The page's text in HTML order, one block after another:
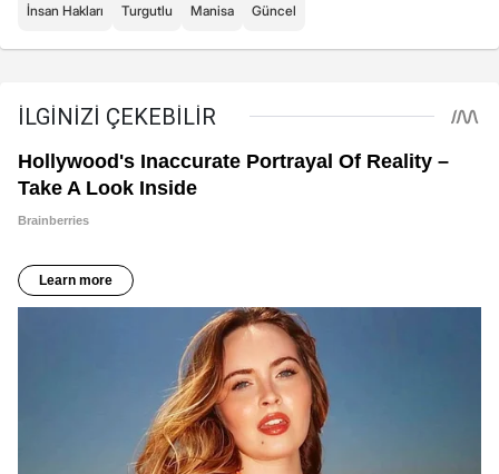
İnsan Hakları Turgutlu Manisa Güncel